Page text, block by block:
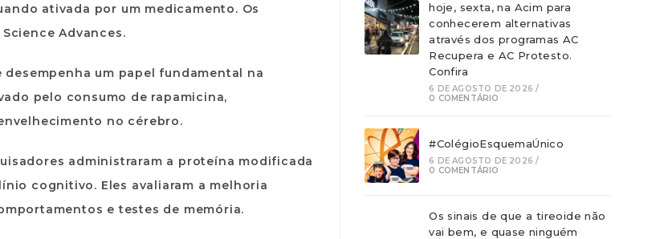
ativada por um medicamento. Os
Advances.
um papel fundamental na
pelo consumo de rapamicina,
no cérebro.
administraram a proteína modificada
cognitivo. Eles avaliaram a melhoria
e testes de memória.
hoje, sexta, na Acim para
conhecerem alternativas
através dos programas AC
Recupera e AC Protesto.
Confira
6 DE AGOSTO DE 2026 /
0 COMENTÁRIO
#ColégioEsquemaÚnico
6 DE AGOSTO DE 2026 /
0 COMENTÁRIO
Os sinais de que a tireoide não
vai bem, e quase ninguém